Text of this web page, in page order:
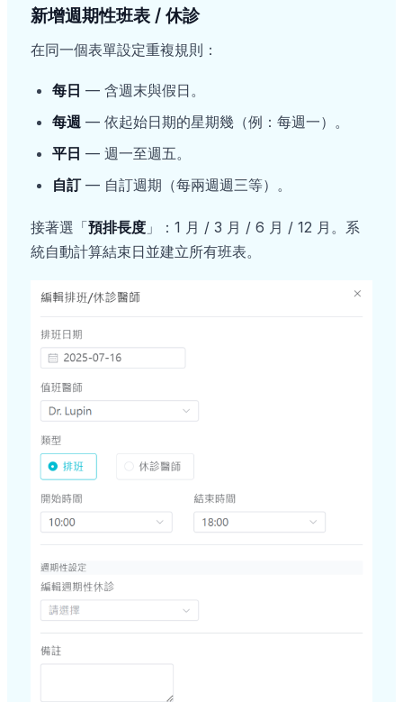
新增週期性班表 / 休診
在同一個表單設定重複規則：
每日 — 含週末與假日。
每週 — 依起始日期的星期幾（例：每週一）。
平日 — 週一至週五。
自訂— 自訂週期（每兩週週三等）。
接著選「預排長度 」：1 月 / 3 月 / 6 月 / 12 月。系
統自動計算結束日並建立所有班表。